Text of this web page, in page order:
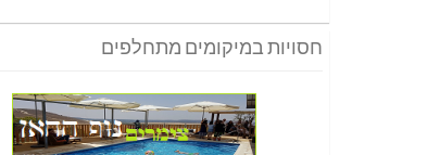
חסויות במיקומים מתחלפים